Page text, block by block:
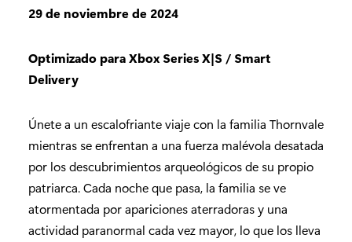
29 de noviembre de 2024
Optimizado para Xbox Series X|S / Smart
Delivery
Únete a un escalofriante viaje con la familia Thornvale
mientras se enfrentan a una fuerza malévola desatada
por los descubrimientos arqueológicos de su propio
patriarca. Cada noche que pasa, la familia se ve
atormentada por apariciones aterradoras y una
actividad paranormal cada vez mayor, lo que los lleva